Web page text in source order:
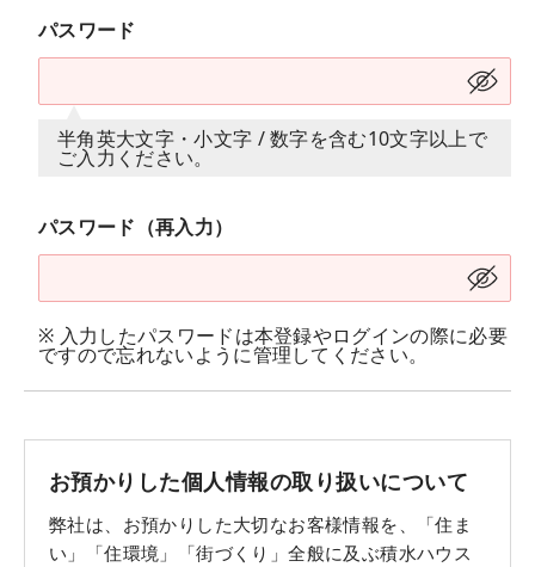
パスワード
半角英大文字・小文字 / 数字を含む10文字以上で
ご入力ください。
パスワード（再入力）
※ 入力したパスワードは本登録やログインの際に必要
ですので忘れないように管理してください。
お預かりした個人情報の取り扱いについて
弊社は、お預かりした大切なお客様情報を、「住ま
い」「住環境」「街づくり」全般に及ぶ積水ハウス